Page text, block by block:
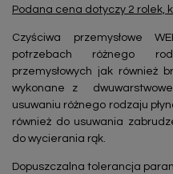
Podana cena dotyczy 2 rolek,
Czyściwa przemysłowe
potrzebach różnego
przemysłowych jak również
wykonane z
usuwaniu różnego rodzaju
również do usuwania
do wycierania rąk.
Dopuszczalna tolerancja